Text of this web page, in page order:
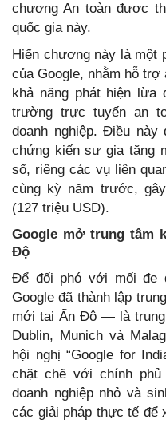
chương An toàn được
quốc gia này.
Hiến chương này là một
của Google, nhằm hỗ trợ
khả năng phát hiện lừa
trường trực tuyến an
doanh nghiệp. Điều
chứng kiến sự gia tăng
số, riêng các vụ liên
cùng kỳ năm trước,
(127 triệu USD).
Google mở trung tâm
Độ
Để đối phó với mối đe
Google đã thành lập
mới tại Ấn Độ — là
Dublin, Munich và
hội nghị “Google for
chặt chẽ với chính
doanh nghiệp nhỏ và
các giải pháp thực tế để